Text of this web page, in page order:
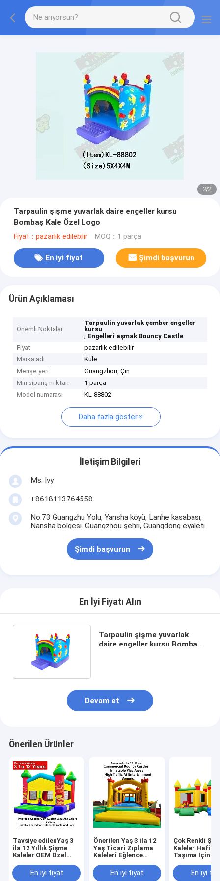
2/2
Tarpaulin şişme yuvarlak daire engeller kursu
Bombaş Kale Özel Logo
Fiyat：pazarlık edilebilir MOQ：1 parça
En iyi fiyat Şimdi başvurun
Ürün Açıklaması
Önemli Noktalar
Tarpaulin yuvarlak çember engeller
kursu
, Engelleri aşmak Bouncy Castle
Fiyat
pazarlık edilebilir
Marka adı
Kule
Menşe yeri
Guangzhou, Çin
Min sipariş miktarı
1 parça
Model numarası
KL-88802
Daha fazla göster
İletişim Bilgileri
Ms. Ivy
+8618113764558
No.73 Guangzhu Yolu, Yansha köyü, Lanhe kasabası,
Nansha bölgesi, Guangzhou şehri, Guangdong eyaleti.
Şimdi başvurun
En İyi Fiyatı Alın
Tarpaulin şişme yuvarlak
daire engeller kursu Bombaş
Devam et
Önerilen Ürünler
Tavsiye edilenYaş 3
ila 12 Yıllık Şişme
Kaleler OEM Özel
Seçenekleri İçeride
Dışarıda Uygun
En iyi fiyat
Önerilen Yaş 3 ila 12
Yaş Ticari Zıplama
Kaleleri Eğlence
Trafik İçin
Tasarlanmış Şişme
En iyi fiyat
Çok Renkli
Kaleler Hafif
Taşıma İçin
Lbs'ye Kadar
Kapasitesiyle
En iyi